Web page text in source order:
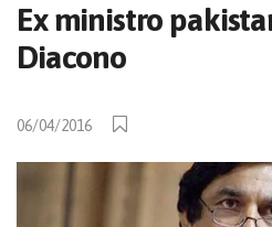
Ex ministro
Diacono
06/04/2016